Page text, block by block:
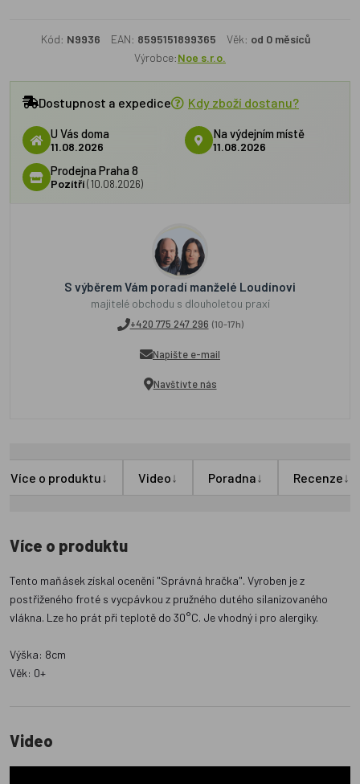
Kód: N9936 EAN: 8595151899365 Věk: od 0 měsíců
Výrobce:Noe s.r.o.
Dostupnost a expedice Kdy zboží dostanu?
U Vás doma
11.08.2026
Na výdejním místě
11.08.2026
Prodejna Praha 8
Pozítří(10.08.2026)
S výběrem Vám poradí manželé Loudínovi
majitelé obchodu s dlouholetou praxí
+420 775 247 296 (10-17h)
Napište e-mail
Navštivte nás
Více o produktu↓ Video↓ Poradna↓ Recenze↓
Více o produktu
Tento maňásek získal ocenění "Správná hračka". Vyroben je z
postřiženého froté s vycpávkou z pružného dutého silanizovaného
vlákna. Lze ho prát při teplotě do 30°C. Je vhodný i pro alergiky.
Výška: 8cm
Věk: 0+
Video